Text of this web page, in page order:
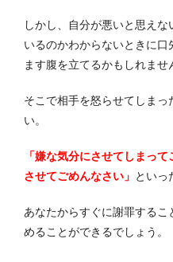
しかし、自分が悪いと思え
いるのかわからないときに
ます腹を立てるかもしれませ
そこで相手を怒らせてしまっ
い。
「嫌な気分にさせてしまっ
させてごめんなさい」 といっ
あなたからすぐに謝罪する
めることができるでしょう。